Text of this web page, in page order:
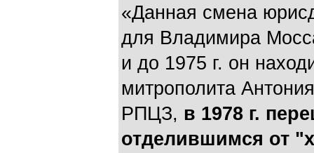
«Данная смена
для Владимира
и до 1975 г. он
митрополита
РПЦЗ, в 1978 г.
отделившимся от